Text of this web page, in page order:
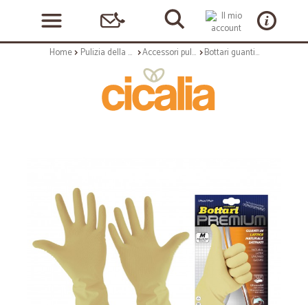
Home Pulizia della casa Accessori pulizia Bottari guanti lattice satin mis. s x2